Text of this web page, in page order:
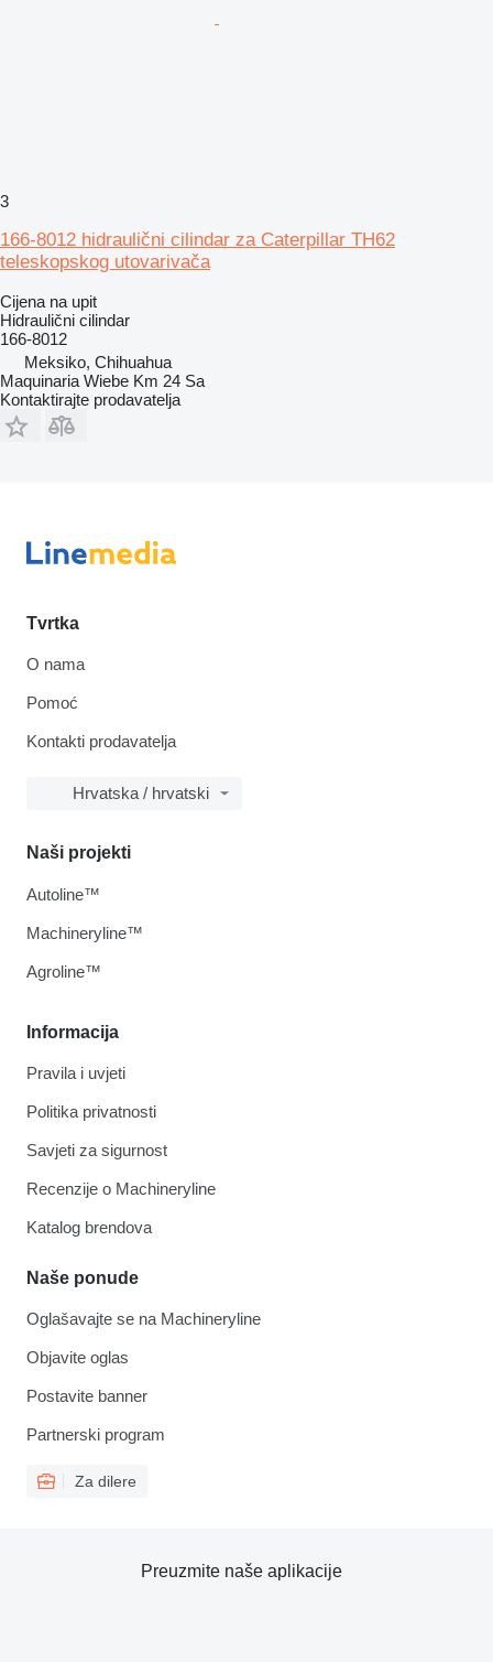
3
166-8012 hidraulični cilindar za Caterpillar TH62
teleskopskog utovarivača
Cijena na upit
Hidraulični cilindar
166-8012
Meksiko, Chihuahua
Maquinaria Wiebe Km 24 Sa
Kontaktirajte prodavatelja
Tvrtka
O nama
Pomoć
Kontakti prodavatelja
Hrvatska / hrvatski
Informacija
Pravila i uvjeti
Politika privatnosti
Savjeti za sigurnost
Recenzije o Machineryline
Katalog brendova
Naše ponude
Oglašavajte se na Machineryline
Objavite oglas
Postavite banner
Partnerski program
Za dilere
Naši projekti
Autoline™
Machineryline™
Agroline™
Preuzmite naše aplikacije